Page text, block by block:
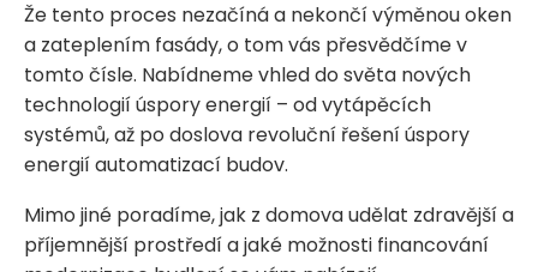
Že tento proces nezačíná a nekončí výměnou oken
a zateplením fasády, o tom vás přesvědčíme v
tomto čísle. Nabídneme vhled do světa nových
technologií úspory energií – od vytápěcích
systémů, až po doslova revoluční řešení úspory
energií automatizací budov.
Mimo jiné poradíme, jak z domova udělat zdravější a
příjemnější prostředí a jaké možnosti financování